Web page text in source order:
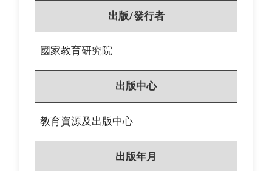
出版/發行者
國家教育研究院
出版中心
教育資源及出版中心
出版年月